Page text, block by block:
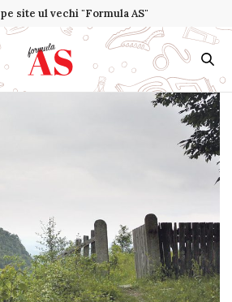
pe site ul vechi "Formula AS"